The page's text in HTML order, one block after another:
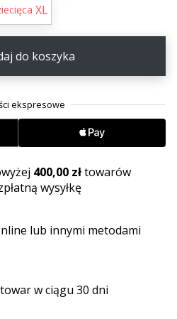
XL
do koszyka
400,00 złtowarów
wysyłkę
lub innymi metodami
w ciągu 30 dni